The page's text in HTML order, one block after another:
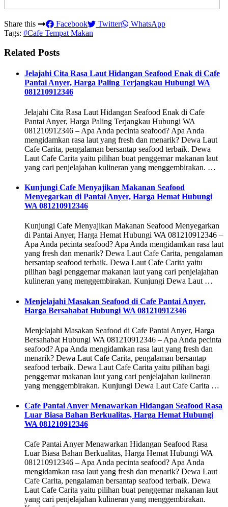
Share this Facebook Twitter
WhatsApp
Tags: #Cafe Tempat Makan
Related Posts
Jelajahi Cita Rasa Laut Hidangan Seafood Enak di Cafe
Pantai Anyer, Harga Paling Terjangkau Hubungi WA
081210912346
Jelajahi Cita Rasa Laut Hidangan Seafood Enak di Cafe
Pantai Anyer, Harga Paling Terjangkau Hubungi WA
081210912346 – Apa Anda pecinta seafood? Apa Anda
mengidamkan rasa laut yang fresh dan menarik? Dewa Laut
Cafe Carita, pengalaman bersantap seafood terbaik. Dewa
Laut Cafe Carita yaitu pilihan buat penggemar makanan laut
yang cari penjelajahan kulineran yang menggembirakan. …
Kunjungi Cafe Menyajikan Makanan Seafood
Menyegarkan di Pantai Anyer, Harga Hemat Hubungi
WA 081210912346
Kunjungi Cafe Menyajikan Makanan Seafood Menyegarkan
di Pantai Anyer, Harga Hemat Hubungi WA 081210912346 –
Apa Anda pecinta seafood? Apa Anda mengidamkan rasa laut
yang fresh dan menarik? Dewa Laut Cafe Carita, pengalaman
bersantap seafood terbaik. Dewa Laut Cafe Carita yaitu
pilihan bagi penggemar makanan laut yang cari penjelajahan
kulineran yang menggembirakan. Kunjungi Dewa Laut …
Menjelajahi Masakan Seafood di Cafe Pantai Anyer,
Harga Bersahabat Hubungi WA 081210912346
Menjelajahi Masakan Seafood di Cafe Pantai Anyer, Harga
Bersahabat Hubungi WA 081210912346 – Apa Anda pecinta
seafood? Apa Anda mengidamkan rasa laut yang fresh dan
menarik? Dewa Laut Cafe Carita, pengalaman bersantap
seafood terbaik. Dewa Laut Cafe Carita yaitu pilihan bagi
penggemar makanan laut yang cari penjelajahan kulineran
yang menggembirakan. Kunjungi Dewa Laut Cafe Carita …
Cafe Pantai Anyer Menawarkan Hidangan Seafood Rasa
Luar Biasa Bahan Berkualitas, Harga Hemat Hubungi
WA 081210912346
Cafe Pantai Anyer Menawarkan Hidangan Seafood Rasa
Luar Biasa Bahan Berkualitas, Harga Hemat Hubungi WA
081210912346 – Apa Anda pecinta seafood? Apa Anda
mengidamkan rasa laut yang fresh dan menarik? Dewa Laut
Cafe Carita, pengalaman bersantap seafood terbaik. Dewa
Laut Cafe Carita yaitu pilihan buat penggemar makanan laut
yang cari penjelajahan kulineran yang menggembirakan.